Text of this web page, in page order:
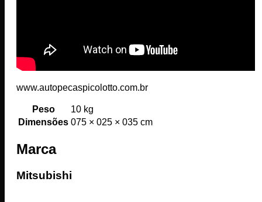
www.autopecaspicolotto.com.br
Peso
10 kg
Dimensões 075 × 025 × 035 cm
Marca
Mitsubishi